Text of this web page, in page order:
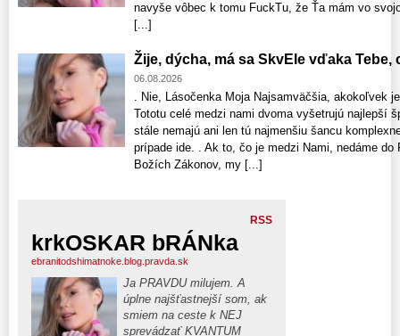
navyše vôbec k tomu FuckTu, že Ťa mám vo
[...]
Žije, dýcha, má sa SkvEle vďaka Tebe,
06.08.2026
. Nie, Lásočenka Moja Najsamväčšia, akokoľvek
Tototu celé medzi nami dvoma vyšetrujú najlepší
stále nemajú ani len tú najmenšiu šancu
prípade ide. . Ak to, čo je medzi Nami, nedáme
Božích Zákonov, my [...]
RSS
krkOSKAR bRÁNka
ebranitodshimatnoke.blog.pravda.sk
Ja PRAVDU milujem. A
úplne najšťastnejší som, ak
smiem na ceste k NEJ
sprevádzať KVANTUM